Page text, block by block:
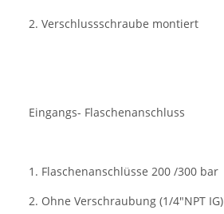
2. Verschlussschraube montiert
Eingangs- Flaschenanschluss
1. Flaschenanschlüsse 200 /300 bar
2. Ohne Verschraubung (1/4"NPT IG)